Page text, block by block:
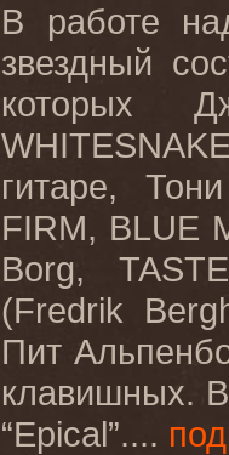
В работе
звездный
которых
гитаре,
FIRM, BLUE
Borg, TASTE
(Fredrik
Пит
клавишных.
“Epical”....